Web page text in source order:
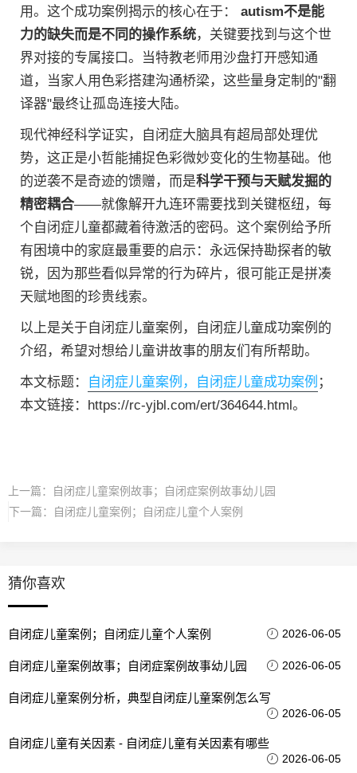
用。这个成功案例揭示的核心在于：
autism不是能
力的缺失而是不同的操作系统，关键要找到与这个世
界对接的专属接口。当特教老师用沙盘打开感知通
道，当家人用色彩搭建沟通桥梁，这些量身定制的"翻
译器"最终让孤岛连接大陆。
现代神经科学证实，自闭症大脑具有超局部处理优
势，这正是小哲能捕捉色彩微妙变化的生物基础。他
的逆袭不是奇迹的馈赠，而是科学干预与天赋发掘的
精密耦合——就像解开九连环需要找到关键枢纽，每
个自闭症儿童都藏着待激活的密码。这个案例给予所
有困境中的家庭最重要的启示：永远保持勘探者的敏
锐，因为那些看似异常的行为碎片，很可能正是拼凑
天赋地图的珍贵线索。
以上是关于自闭症儿童案例，自闭症儿童成功案例的
介绍，希望对想给儿童讲故事的朋友们有所帮助。
本文标题： 自闭症儿童案例，自闭症儿童成功案例 ；
本文链接：https://rc-yjbl.com/ert/364644.html。
上一篇：
自闭症儿童案例故事；自闭症案例故事幼儿园
下一篇：
自闭症儿童案例；自闭症儿童个人案例
猜你喜欢
自闭症儿童案例；自闭症儿童个人案例 2026-06-05
自闭症儿童案例故事；自闭症案例故事幼儿园 2026-06-05
自闭症儿童案例分析，典型自闭症儿童案例怎么写
2026-06-05
自闭症儿童有关因素 - 自闭症儿童有关因素有哪些
2026-06-05